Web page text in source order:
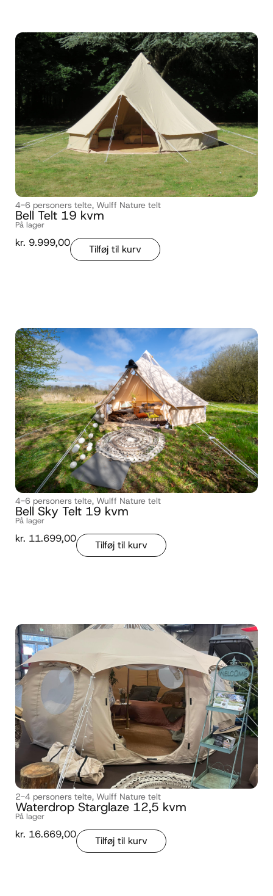
4-6 personers telte, Wulff Nature telt
Bell Telt 19 kvm
På lager
kr. 9.999,00
Tilføj til kurv
4-6 personers telte, Wulff Nature telt
Bell Sky Telt 19 kvm
På lager
kr. 11.699,00
Tilføj til kurv
2-4 personers telte, Wulff Nature telt
Waterdrop Starglaze 12,5 kvm
På lager
kr. 16.669,00
Tilføj til kurv